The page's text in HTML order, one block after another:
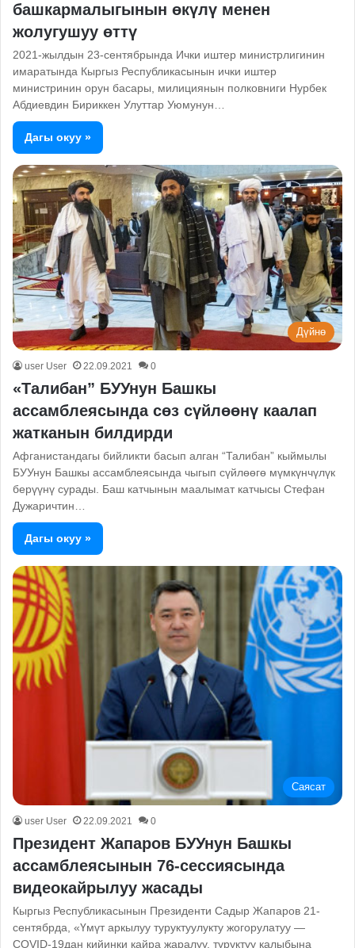
башкармалыгынын өкүлү менен
жолугушуу өттү
2021-жылдын 23-сентябрында Ички иштер министрлигинин
имаратында Кыргыз Республикасынын ички иштер
министринин орун басары, милициянын полковниги Нурбек
Абдиевдин Бириккен Улуттар Уюмунун…
Дагы окуу »
Дүйнө
user User 22.09.2021 0
«Талибан” БУУнун Башкы
ассамблеясында сөз сүйлөөнү каалап
жатканын билдирди
Афганистандагы бийликти басып алган “Талибан” кыймылы
БУУнун Башкы ассамблеясында чыгып сүйлөөгө мүмкүнчүлүк
берүүнү сурады. Баш катчынын маалымат катчысы Стефан
Дужаричтин…
Дагы окуу »
Саясат
user User 22.09.2021 0
Президент Жапаров БУУнун Башкы
ассамблеясынын 76-сессиясында
видеокайрылуу жасады
Кыргыз Республикасынын Президенти Садыр Жапаров 21-
сентябрда, «Үмүт аркылуу туруктуулукту жогорулатуу —
COVID-19дан кийинки кайра жаралуу, туруктуу калыбына